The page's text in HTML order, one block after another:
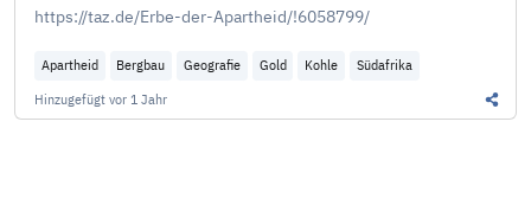
https://taz.de/Erbe-der-Apartheid/!6058799/
Apartheid Bergbau Geografie Gold Kohle
Südafrika
Hinzugefügt vor 1 Jahr